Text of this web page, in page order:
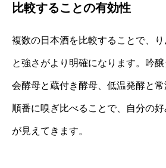
比較することの有効性
複数の日本酒を比較することで、
と強さがより明確になります。吟
会酵母と蔵付き酵母、低温発酵と
順番に嗅ぎ比べることで、自分の
が見えてきます。